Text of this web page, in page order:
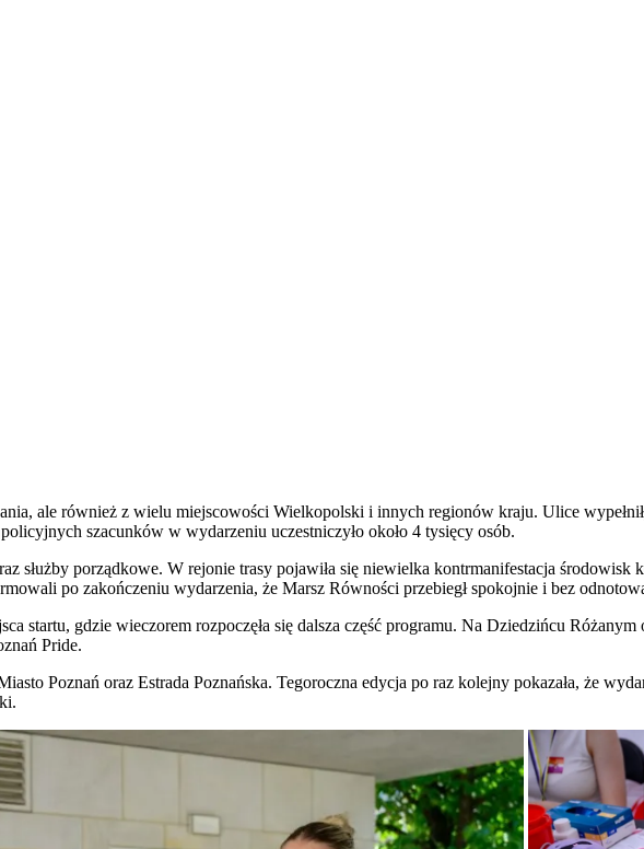
ale również z wielu miejscowości Wielkopolski i innych regionów kraju. Ulice
szacunków w wydarzeniu uczestniczyło około 4 tysięcy osób.
służby porządkowe. W rejonie trasy pojawiła się niewielka kontrmanifestacja
po zakończeniu wydarzenia, że Marsz Równości przebiegł spokojnie i bez
startu, gdzie wieczorem rozpoczęła się dalsza część programu. Na Dziedzińcu
Pride.
Poznań oraz Estrada Poznańska. Tegoroczna edycja po raz kolejny pokazała, że